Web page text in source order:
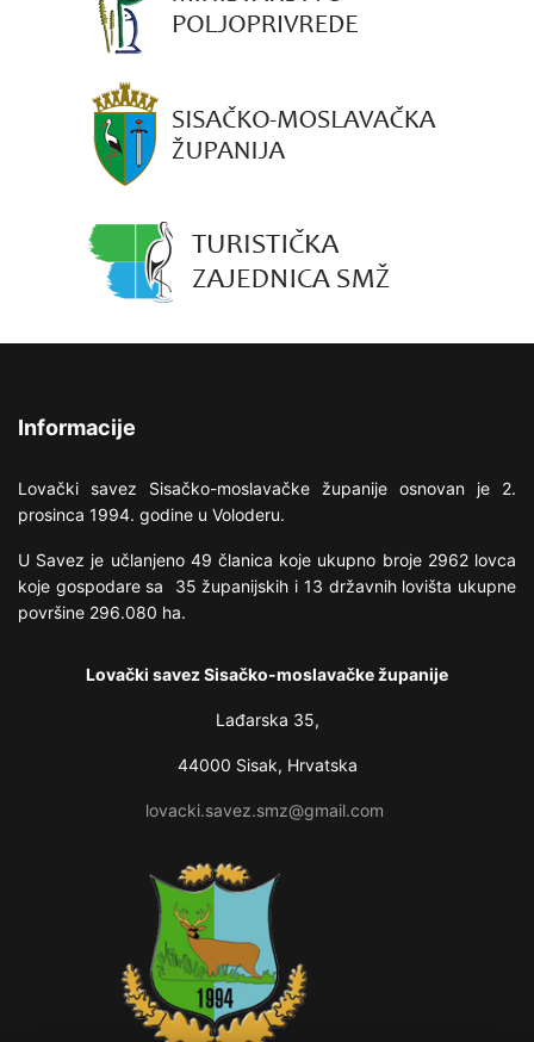
Informacije
Lovački savez Sisačko-moslavačke županije osnovan je 2.
prosinca 1994. godine u Voloderu.
U Savez je učlanjeno 49 članica koje ukupno broje 2962 lovca
koje gospodare sa 35 županijskih i 13 državnih lovišta ukupne
površine 296.080 ha.
Lovački savez Sisačko-moslavačke županije
Lađarska 35,
44000 Sisak, Hrvatska
lovacki.savez.smz@gmail.com